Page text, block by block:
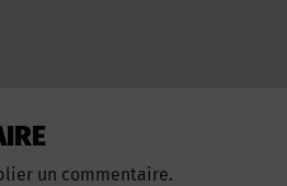
un commentaire.